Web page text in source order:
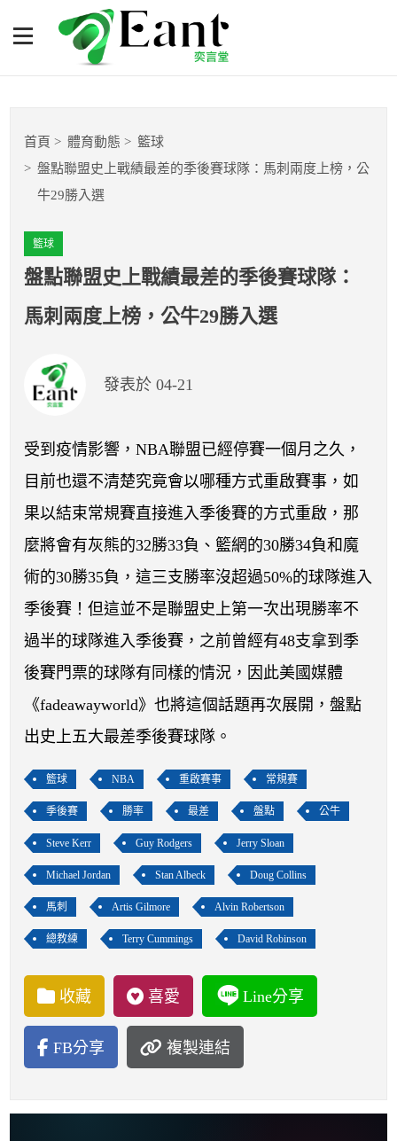
盤點聯盟史上戰績最差的季
後賽球隊：馬刺兩度上榜，
籃球
棒球
球隊數據
開賽列表
運彩教學專區
首頁 體育動態
籃球
盤點聯盟史上戰績最差的季後賽球隊：馬刺兩度上榜，公
牛29勝入選
籃球
盤點聯盟史上戰績最差的季後賽球隊：
馬刺兩度上榜，公牛29勝入選
發表於 04-21
受到疫情影響，NBA聯盟已經停賽一個月之久，
目前也還不清楚究竟會以哪種方式重啟賽事，如
果以結束常規賽直接進入季後賽的方式重啟，那
麼將會有灰熊的32勝33負、籃網的30勝34負和魔
術的30勝35負，這三支勝率沒超過50%的球隊進入
季後賽！但這並不是聯盟史上第一次出現勝率不
過半的球隊進入季後賽，之前曾經有48支拿到季
後賽門票的球隊有同樣的情況，因此美國媒體
《fadeawayworld》也將這個話題再次展開，盤點
出史上五大最差季後賽球隊。
籃球 NBA 重啟賽事 常規賽
季後賽 勝率 最差 盤點 公牛
Steve Kerr Guy Rodgers Jerry Sloan
Michael Jordan Stan Albeck Doug Collins
馬刺 Artis Gilmore Alvin Robertson
總教練 Terry Cummings David Robinson
收藏 喜愛 Line分享
FB分享 複製連結